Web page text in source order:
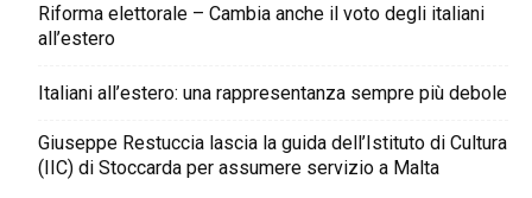
Riforma elettorale – Cambia anche il voto degli italiani
all’estero
Italiani all’estero: una rappresentanza sempre più debole
Giuseppe Restuccia lascia la guida dell’Istituto di Cultura
(IIC) di Stoccarda per assumere servizio a Malta